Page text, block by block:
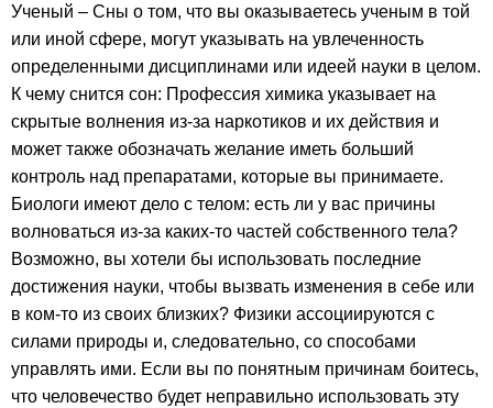
Ученый – Сны о том, что вы оказываетесь ученым в той
или иной сфере, могут указывать на увлеченность
определенными дисциплинами или идеей науки в целом.
К чему снится сон: Профессия химика указывает на
скрытые волнения из-за наркотиков и их действия и
может также обозначать желание иметь больший
контроль над препаратами, которые вы принимаете.
Биологи имеют дело с телом: есть ли у вас причины
волноваться из-за каких-то частей собственного тела?
Возможно, вы хотели бы использовать последние
достижения науки, чтобы вызвать изменения в себе или
в ком-то из своих близких? Физики ассоциируются с
силами природы и, следовательно, со способами
управлять ими. Если вы по понятным причинам боитесь,
что человечество будет неправильно использовать эту